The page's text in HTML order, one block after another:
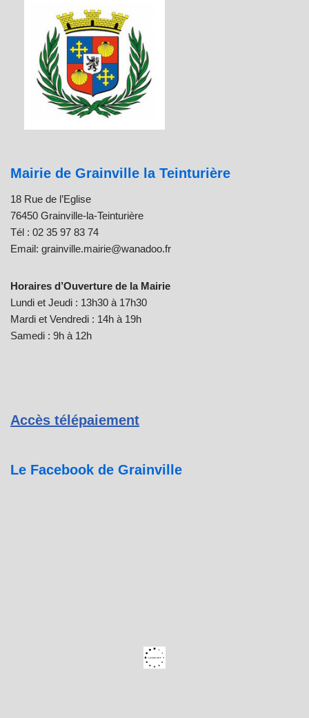
Mairie de Grainville la Teinturière
18 Rue de l’Eglise
76450 Grainville-la-Teinturière
Tél : 02 35 97 83 74
Email: grainville.mairie@wanadoo.fr
Horaires d’Ouverture de la Mairie
Lundi et Jeudi : 13h30 à 17h30
Mardi et Vendredi : 14h à 19h
Samedi : 9h à 12h
Accès télépaiement
Le Facebook de Grainville